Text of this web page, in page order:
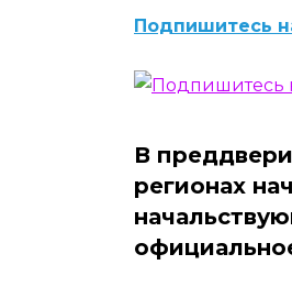
Подпишитесь
В
регионах